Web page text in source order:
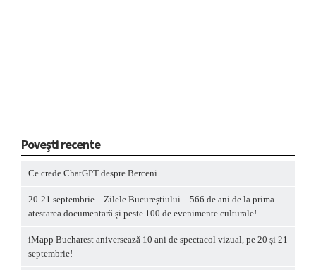
Povești recente
Ce crede ChatGPT despre Berceni
20-21 septembrie – Zilele Bucureștiului – 566 de ani de la prima
atestarea documentară și peste 100 de evenimente culturale!
iMapp Bucharest aniversează 10 ani de spectacol vizual, pe 20 și 21
septembrie!